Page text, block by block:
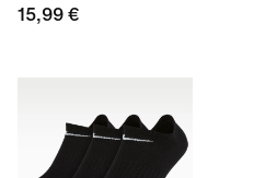
15,99 €